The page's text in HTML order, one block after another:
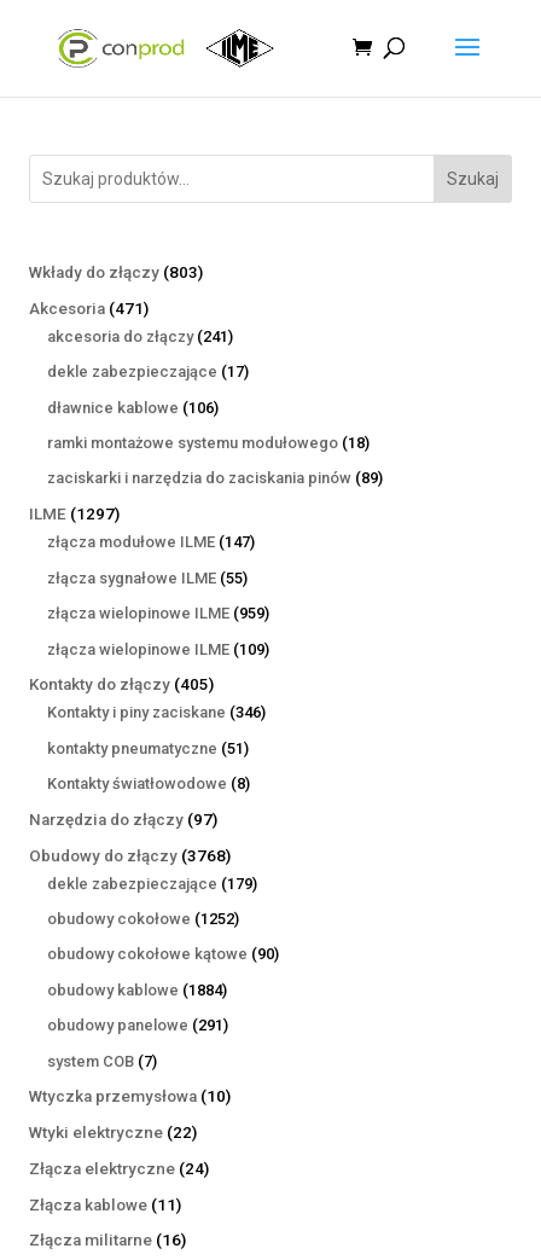
Szukaj
Wkłady do złączy 803803
Akcesoria 471471
produktów
akcesoria do złączy 241241
produktów
dekle zabezpieczające 1717
dławnice kablowe 106106
produktów
ramki montażowe systemu modułowego 1818
produktów
zaciskarki i narzędzia do zaciskania pinów 8989
ILME 12971297
produktów
złącza modułowe ILME 147147
złącza sygnałowe ILME 5555
produktów
złącza wielopinowe ILME 959959
produktów
złącza wielopinowe ILME 109109
Kontakty do złączy 405405
produktów
Kontakty i piny zaciskane 346346
kontakty pneumatyczne 5151
produktów
Kontakty światłowodowe 88
Narzędzia do złączy 9797
produktów
Obudowy do złączy 37683768
produktów
dekle zabezpieczające 179179
obudowy cokołowe 12521252
produkty
obudowy cokołowe kątowe 9090
obudowy kablowe 18841884
produkty
obudowy panelowe 291291
system COB 77
produktów
Wtyczka przemysłowa 1010
Wtyki elektryczne 2222
produkty
Złącza elektryczne 2424
Złącza kablowe 1111
produktów
Złącza militarne 1616